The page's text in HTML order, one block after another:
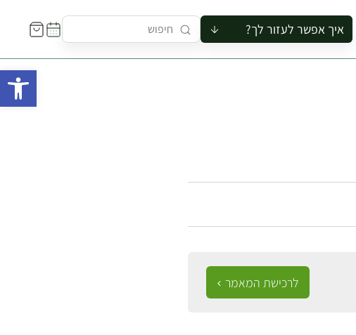
איך אפשר לעזור לך?
להזמין סיור לקבוצה
לרכישת המאמר